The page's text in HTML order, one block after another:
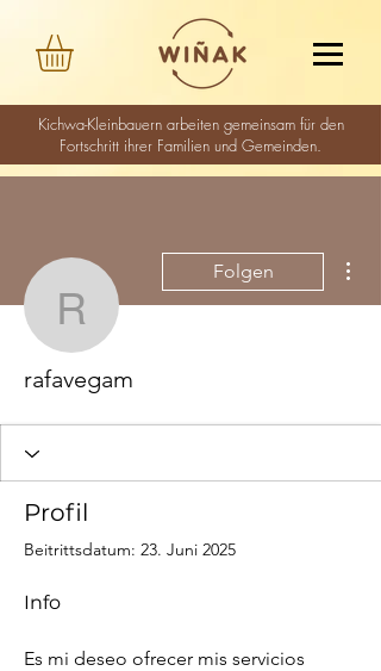
Kichwa-Kleinbauern arbeiten gemeinsam für den
Fortschritt ihrer Familien und Gemeinden.
rafavegam
Folgen
rafavegam
Profil
Beitrittsdatum: 23. Juni 2025
Info
Es mi deseo ofrecer mis servicios